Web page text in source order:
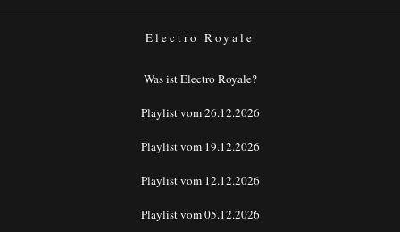
Electro Royale
Was ist Electro Royale?
Playlist vom 26.12.2026
Playlist vom 19.12.2026
Playlist vom 12.12.2026
Playlist vom 05.12.2026